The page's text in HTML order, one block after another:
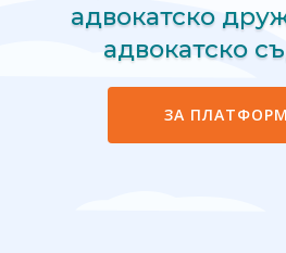
адвокатско
адвокатско
ЗА